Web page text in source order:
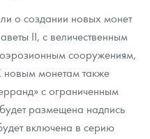
о создании новых монет
ІІ, с величественным
сооружениям,
новым монетам также
с ограниченным
размещена надпись
включена в серию